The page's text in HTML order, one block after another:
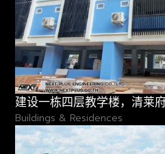
建设一栋四层教学楼，清莱
Buildings & Residences